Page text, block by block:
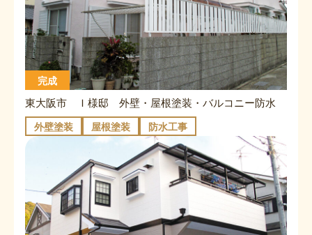
完成
東大阪市 Ｉ様邸 外壁・屋根塗装・バルコニー防水
外壁塗装 屋根塗装 防水工事